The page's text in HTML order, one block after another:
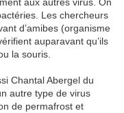
Les chercheurs
d’amibes (organisme
auparavant qu’ils
la souris.
Chantal Abergel du
autre type de virus
de permafrost et